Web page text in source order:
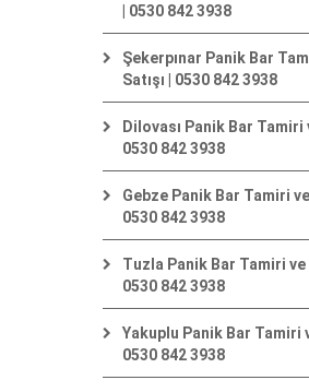
| 0530 842 3938
Şekerpınar Panik Bar
Satışı | 0530 842 3938
Dilovası Panik Bar Tamiri
0530 842 3938
Gebze Panik Bar Tamiri ve
0530 842 3938
Tuzla Panik Bar Tamiri ve
0530 842 3938
Yakuplu Panik Bar Tamiri
0530 842 3938